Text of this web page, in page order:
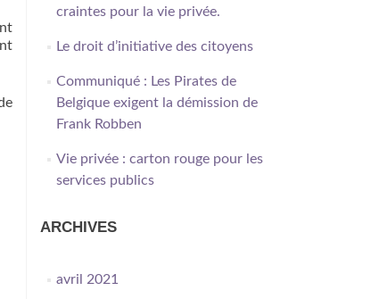
craintes pour la vie privée.
Le droit d’initiative des citoyens
Communiqué : Les Pirates de
Belgique exigent la démission de
Frank Robben
Vie privée : carton rouge pour les
services publics
ARCHIVES
avril 2021